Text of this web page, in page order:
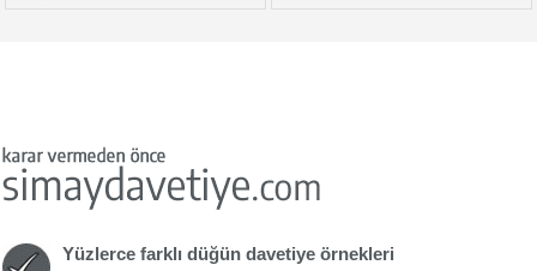
Yüzlerce farklı düğün davetiye örnekleri